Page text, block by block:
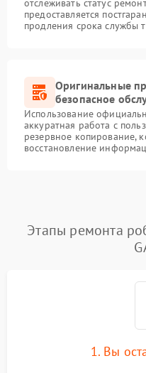
отслеживать статус
предоставляется
продления срока службы
Оригинальные
безопасное
Использование
аккуратная работа с
резервное копирование,
восстановление
Этапы ремонта
1. Вы